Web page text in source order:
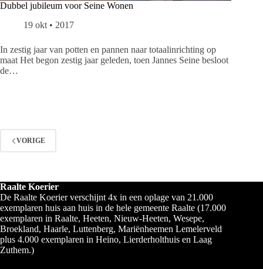
Dubbel jubileum voor Seine Wonen
19 okt • 2017
In zestig jaar van potten en pannen naar totaalinrichting op
maat Het begon zestig jaar geleden, toen Jannes Seine besloot
de…
VORIGE
Raalte Koerier
De Raalte Koerier verschijnt 4x in een oplage van 21.000
exemplaren huis aan huis in de hele gemeente Raalte (17.000
exemplaren in Raalte, Heeten, Nieuw-Heeten, Wesepe,
Broekland, Haarle, Luttenberg, Mariënheemen Lemelerveld
plus 4.000 exemplaren in Heino, Lierderholthuis en Laag
Zuthem.)